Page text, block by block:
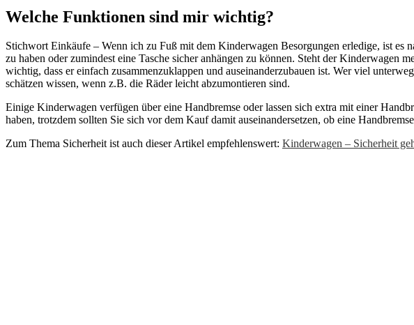
Welche Funktionen sind mir wichtig?
Stichwort Einkäufe – Wenn ich zu Fuß mit dem Kinderwagen Besorgungen erledige, ist es
zu haben oder zumindest eine Tasche sicher anhängen zu können. Steht der Kinderwagen
wichtig, dass er einfach zusammenzuklappen und auseinanderzubauen ist. Wer viel
schätzen wissen, wenn z.B. die Räder leicht abzumontieren sind.
Einige Kinderwagen verfügen über eine Handbremse oder lassen sich extra mit einer
haben, trotzdem sollten Sie sich vor dem Kauf damit auseinandersetzen, ob eine
Zum Thema Sicherheit ist auch dieser Artikel empfehlenswert: Kinderwagen – Sicherheit